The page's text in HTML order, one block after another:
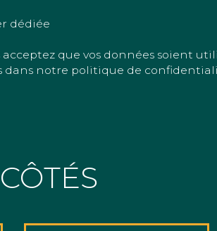
dédiée
que vos données soient
dans notre politique de